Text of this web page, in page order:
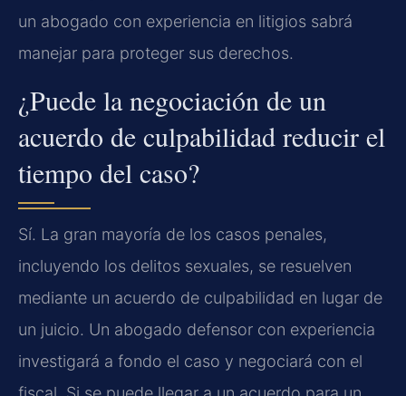
un abogado con experiencia en litigios sabrá
manejar para proteger sus derechos.
¿Puede la negociación de un
acuerdo de culpabilidad reducir el
tiempo del caso?
Sí. La gran mayoría de los casos penales,
incluyendo los delitos sexuales, se resuelven
mediante un acuerdo de culpabilidad en lugar de
un juicio. Un abogado defensor con experiencia
investigará a fondo el caso y negociará con el